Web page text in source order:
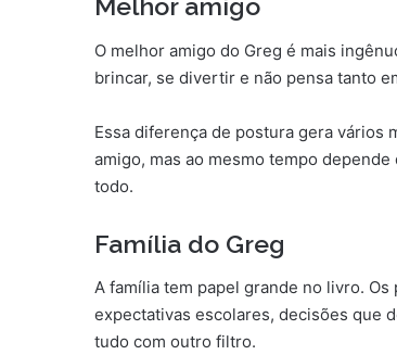
Melhor amigo
O melhor amigo do Greg é mais
brincar, se divertir e não pensa tanto
Essa diferença de postura gera vários
amigo, mas ao mesmo tempo
todo.
Família do Greg
A família tem papel grande no livro.
expectativas escolares, decisões que
tudo com outro filtro.